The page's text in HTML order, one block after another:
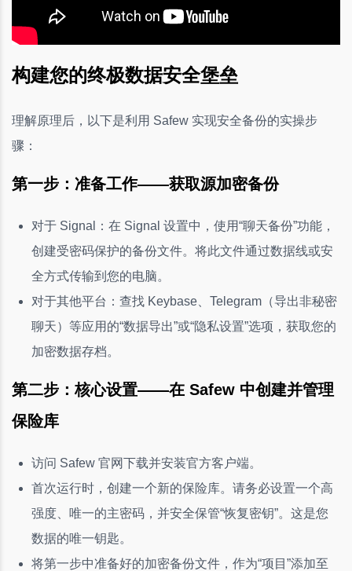
构建您的终极数据安全堡垒
理解原理后，以下是利用 Safew 实现安全备份的实操步
骤：
第一步：准备工作——获取源加密备份
对于 Signal：在 Signal 设置中，使用“聊天备份”功能，
创建受密码保护的备份文件。将此文件通过数据线或安
全方式传输到您的电脑。
对于其他平台：查找 Keybase、Telegram（导出非秘密
聊天）等应用的“数据导出”或“隐私设置”选项，获取您的
加密数据存档。
第二步：核心设置——在 Safew 中创建并管理
保险库
访问 Safew 官网下载并安装官方客户端。
首次运行时，创建一个新的保险库。请务必设置一个高
强度、唯一的主密码，并安全保管“恢复密钥”。这是您
数据的唯一钥匙。
将第一步中准备好的加密备份文件，作为“项目”添加至